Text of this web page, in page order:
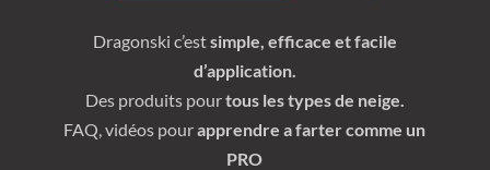
Dragonski c’estsimple, efficace et facile
d’application.
Des produits pourtous les types de neige.
FAQ, vidéos pourapprendre a farter comme un
PRO